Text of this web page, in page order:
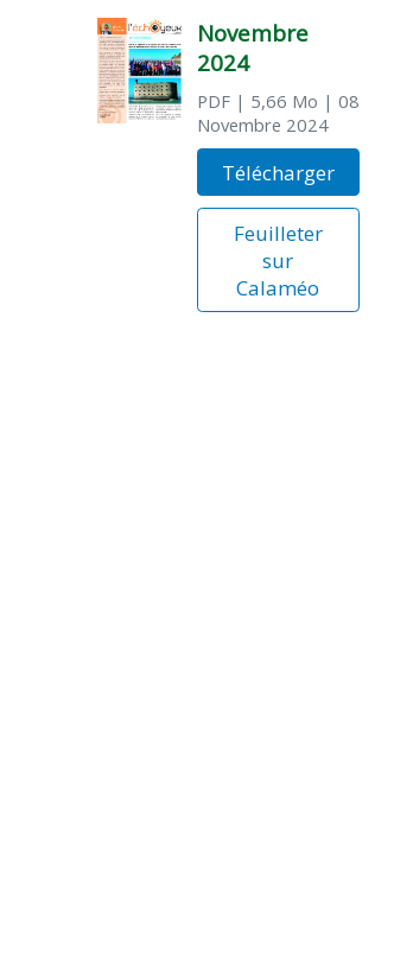
Novembre
2024
PDF| 5,66 Mo | 08
Novembre 2024
Télécharger
Feuilleter
sur
Calaméo